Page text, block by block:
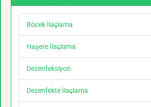
Böcek İlaçlama
Haşere İlaçlama
Dezenfeksiyon
Dezenfekte İlaçlama